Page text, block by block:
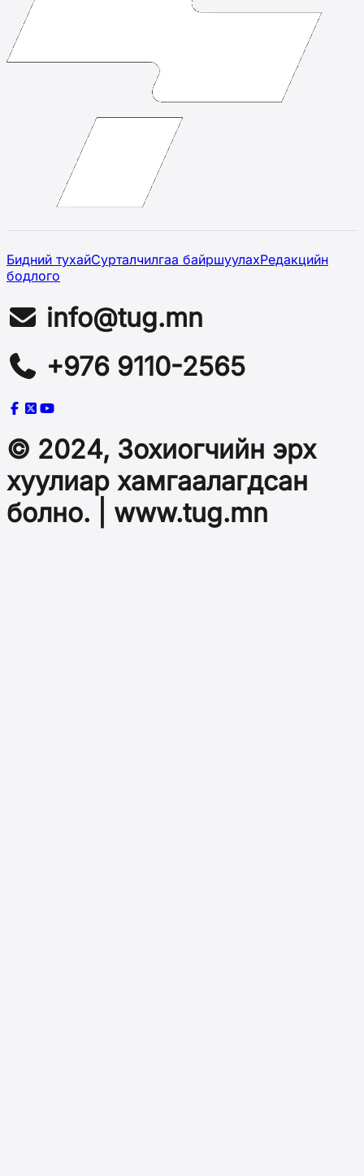
Бидний тухайСурталчилгаа байршуулахРедакцийн
бодлого
info@tug.mn
+976 9110-2565
© 2024, Зохиогчийн эрх
хуулиар хамгаалагдсан
болно. | www.tug.mn